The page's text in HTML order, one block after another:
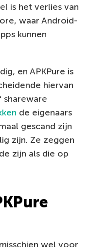
is het verlies van
waar Android-
kunnen
en APKPure is
hiervan
shareware
de eigenaars
gescand zijn
zijn. Ze zeggen
zijn als die op
wel voor